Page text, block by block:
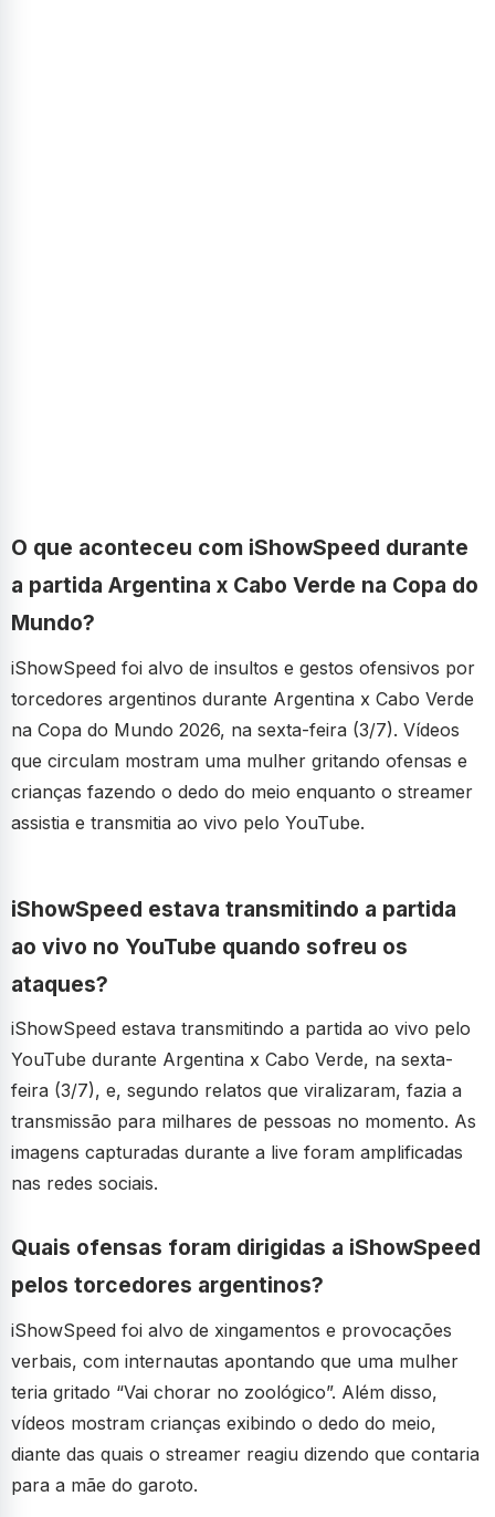
O que aconteceu com iShowSpeed durante
a partida Argentina x Cabo Verde na Copa do
Mundo?
iShowSpeed foi alvo de insultos e gestos ofensivos por
torcedores argentinos durante Argentina x Cabo Verde
na Copa do Mundo 2026, na sexta-feira (3/7). Vídeos
que circulam mostram uma mulher gritando ofensas e
crianças fazendo o dedo do meio enquanto o streamer
assistia e transmitia ao vivo pelo YouTube.
iShowSpeed estava transmitindo a partida
ao vivo no YouTube quando sofreu os
ataques?
iShowSpeed estava transmitindo a partida ao vivo pelo
YouTube durante Argentina x Cabo Verde, na sexta-
feira (3/7), e, segundo relatos que viralizaram, fazia a
transmissão para milhares de pessoas no momento. As
imagens capturadas durante a live foram amplificadas
nas redes sociais.
Quais ofensas foram dirigidas a iShowSpeed
pelos torcedores argentinos?
iShowSpeed foi alvo de xingamentos e provocações
verbais, com internautas apontando que uma mulher
teria gritado “Vai chorar no zoológico”. Além disso,
vídeos mostram crianças exibindo o dedo do meio,
diante das quais o streamer reagiu dizendo que contaria
para a mãe do garoto.